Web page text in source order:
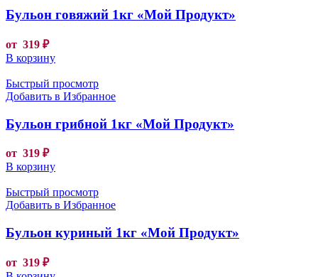
Бульон говяжий 1кг «Мой Продукт»
от 319 ₽
В корзину
Быстрый просмотр
Добавить в Избранное
Бульон грибной 1кг «Мой Продукт»
от 319 ₽
В корзину
Быстрый просмотр
Добавить в Избранное
Бульон куриный 1кг «Мой Продукт»
от 319 ₽